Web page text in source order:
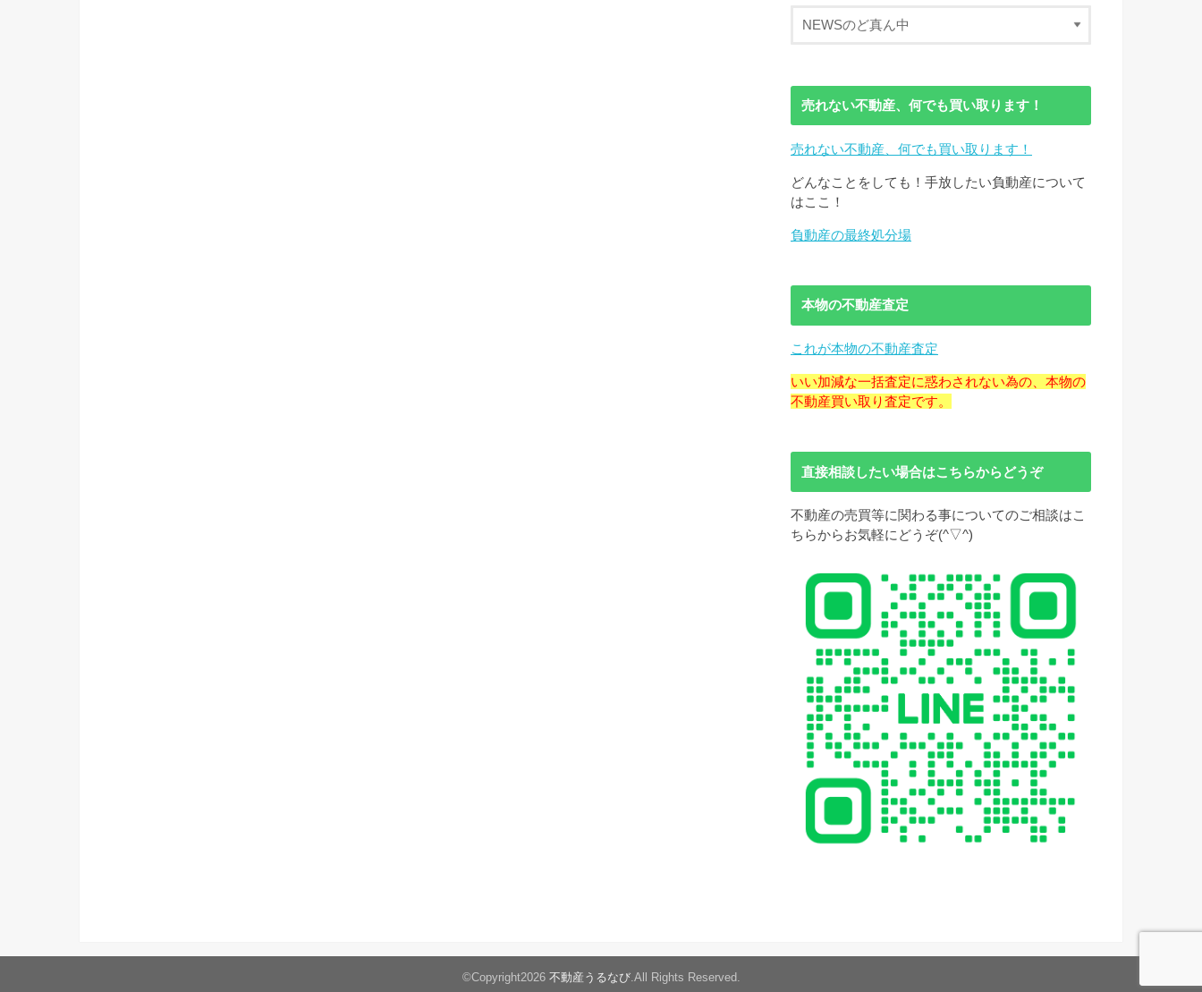
売れない不動産、何でも買い取ります！
売れない不動産、何でも買い取ります！
どんなことをしても！手放したい負動産について
はここ！
負動産の最終処分場
本物の不動産査定
これが本物の不動産査定
いい加減な一括査定に惑わされない為の、本物の
不動産買い取り査定です。
直接相談したい場合はこちらからどうぞ
不動産の売買等に関わる事についてのご相談はこ
ちらからお気軽にどうぞ(^▽^)
©Copyright2026 不動産うるなび.All Rights Reserved.